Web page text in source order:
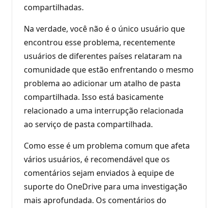
compartilhadas.
Na verdade, você não é o único usuário que
encontrou esse problema, recentemente
usuários de diferentes países relataram na
comunidade que estão enfrentando o mesmo
problema ao adicionar um atalho de pasta
compartilhada. Isso está basicamente
relacionado a uma interrupção relacionada
ao serviço de pasta compartilhada.
Como esse é um problema comum que afeta
vários usuários, é recomendável que os
comentários sejam enviados à equipe de
suporte do OneDrive para uma investigação
mais aprofundada. Os comentários do